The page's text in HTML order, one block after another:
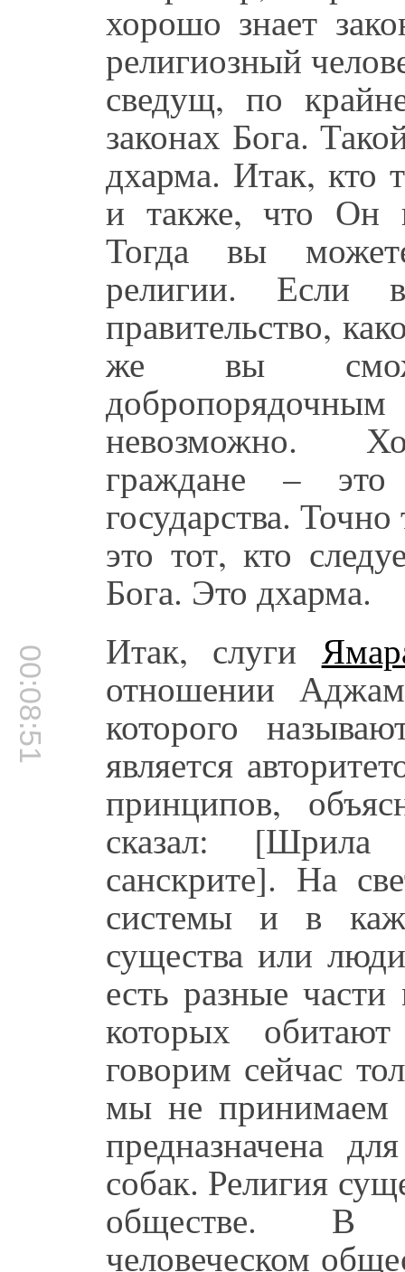
хорошо знает
религиозный
сведущ, по
законах Бога.
дхарма. Итак, кто
и также, что Он
Тогда вы
религии. Если
правительство,
же вы
невозможно.
граждане – это
государства.
это тот, кто
Бога. Это дхарма.
00:08:51 Итак, слуги
отношении
которого
является
принципов,
сказал: [Шрила
санскрите]. На
системы и в
существа или
есть разные
которых
говорим сейчас
мы не принимаем
предназначена
собак. Религия
обществе. В
человеческом